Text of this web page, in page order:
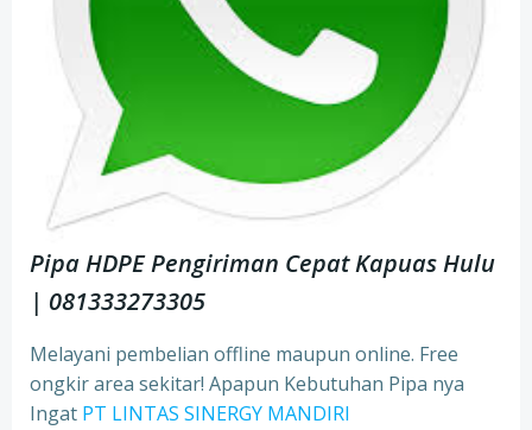
Pipa HDPE Pengiriman Cepat Kapuas Hulu
| 081333273305
Melayani pembelian offline maupun online. Free
ongkir area sekitar! Apapun Kebutuhan Pipa nya
Ingat PT LINTAS SINERGY MANDIRI